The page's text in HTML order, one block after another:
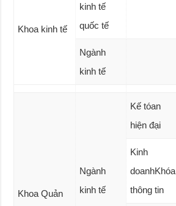
Khoa kinh tế
kinh tế
quốc tế
Ngành
kinh tế
Khoa Quản
Ngành
kinh tế
Kế tóan
hiện đại
Kinh
doanhKhóa
thông tin